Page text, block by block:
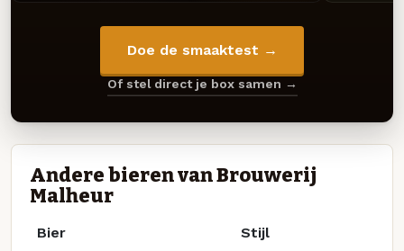
Doe de smaaktest →
Of stel direct je box samen →
Andere bieren van Brouwerij
Malheur
Bier Stijl